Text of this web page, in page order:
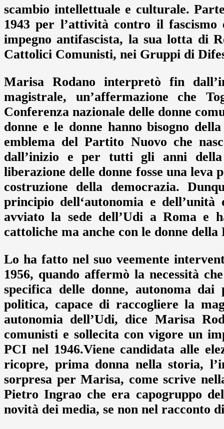
scambio intellettuale e culturale.
1943 per l’attività contro il
impegno antifascista, la sua lotta di
Cattolici Comunisti, nei Gruppi di
Marisa Rodano interpretò fin
magistrale, un’affermazione che
Conferenza nazionale delle donne
donne e le donne hanno bisogno
emblema del Partito Nuovo che
dall’inizio e per tutti gli anni della
liberazione delle donne fosse una leva
costruzione della democrazia.
principio dell‘autonomia e
avviato la sede dell’Udi a Roma e
cattoliche ma anche con le donne
Lo ha fatto nel suo veemente
1956, quando affermò la necessità
specifica delle donne, autonoma
politica, capace di raccogliere la
autonomia dell’Udi, dice Marisa
comunisti e sollecita con vigore un
PCI nel 1946.Viene candidata alle
ricopre, prima donna nella storia,
sorpresa per Marisa, come scrive
Pietro Ingrao che era capogruppo
novità dei media, se non nel racconto